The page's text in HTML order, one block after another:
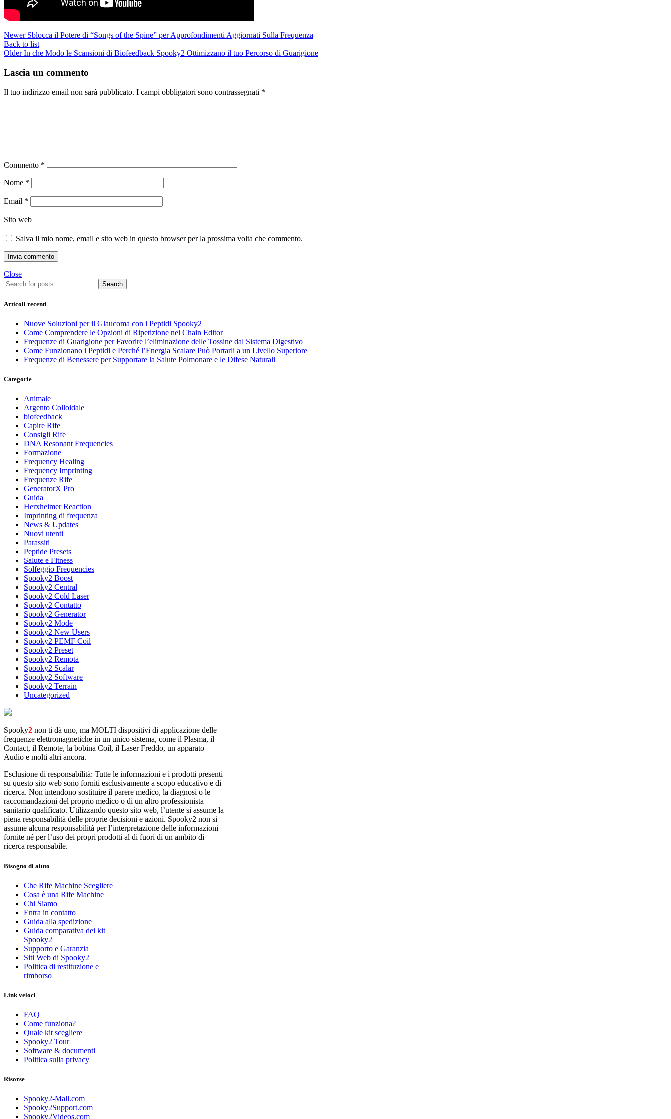
Newer Sblocca il Potere di “Songs of the Spine” per Approfondimenti Aggiornati Sulla Frequenza
Back to list
Older In che Modo le Scansioni di Biofeedback Spooky2 Ottimizzano il tuo Percorso di Guarigione
Lascia un commento
Il tuo indirizzo email non sarà pubblicato. I campi obbligatori sono contrassegnati *
Commento *
Nome *
Email *
Sito web
Salva il mio nome, email e sito web in questo browser per la prossima volta che commento.
Close
Search
Articoli recenti
Nuove Soluzioni per il Glaucoma con i Peptidi Spooky2
Come Comprendere le Opzioni di Ripetizione nel Chain Editor
Frequenze di Guarigione per Favorire l’eliminazione delle Tossine dal Sistema Digestivo
Come Funzionano i Peptidi e Perché l’Energia Scalare Può Portarli a un Livello Superiore
Frequenze di Benessere per Supportare la Salute Polmonare e le Difese Naturali
Categorie
Animale
Argento Colloidale
biofeedback
Capire Rife
Consigli Rife
DNA Resonant Frequencies
Formazione
Frequency Healing
Frequency Imprinting
Frequenze Rife
GeneratorX Pro
Guida
Herxheimer Reaction
Imprinting di frequenza
News & Updates
Nuovi utenti
Parassiti
Peptide Presets
Salute e Fitness
Solfeggio Frequencies
Spooky2 Boost
Spooky2 Central
Spooky2 Cold Laser
Spooky2 Contatto
Spooky2 Generator
Spooky2 Mode
Spooky2 New Users
Spooky2 PEMF Coil
Spooky2 Preset
Spooky2 Remota
Spooky2 Scalar
Spooky2 Software
Spooky2 Terrain
Uncategorized
Spooky2 non ti dà uno, ma MOLTI dispositivi di applicazione delle
frequenze elettromagnetiche in un unico sistema, come il Plasma, il
Contact, il Remote, la bobina Coil, il Laser Freddo, un apparato
Audio e molti altri ancora.
Esclusione di responsabilità: Tutte le informazioni e i prodotti presenti
su questo sito web sono forniti esclusivamente a scopo educativo e di
ricerca. Non intendono sostituire il parere medico, la diagnosi o le
raccomandazioni del proprio medico o di un altro professionista
sanitario qualificato. Utilizzando questo sito web, l’utente si assume la
piena responsabilità delle proprie decisioni e azioni. Spooky2 non si
assume alcuna responsabilità per l’interpretazione delle informazioni
fornite né per l’uso dei propri prodotti al di fuori di un ambito di
ricerca responsabile.
Bisogno di aiuto
Che Rife Machine Scegliere
Cosa è una Rife Machine
Chi Siamo
Entra in contatto
Guida alla spedizione
Guida comparativa dei kit
Spooky2
Supporto e Garanzia
Siti Web di Spooky2
Politica di restituzione e
rimborso
Link veloci
FAQ
Come funziona?
Quale kit scegliere
Spooky2 Tour
Software & documenti
Politica sulla privacy
Risorse
Spooky2-Mall.com
Spooky2Support.com
Spooky2Videos.com